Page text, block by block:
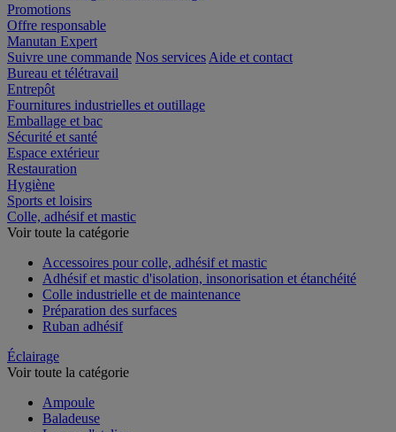
Promotions
Offre responsable
Manutan Expert
Suivre une commande Nos services Aide et contact
Bureau et télétravail
Entrepôt
Fournitures industrielles et outillage
Emballage et bac
Sécurité et santé
Espace extérieur
Restauration
Hygiène
Sports et loisirs
Colle, adhésif et mastic
Voir toute la catégorie
Accessoires pour colle, adhésif et mastic
Adhésif et mastic d'isolation, insonorisation et étanchéité
Colle industrielle et de maintenance
Préparation des surfaces
Ruban adhésif
Éclairage
Voir toute la catégorie
Ampoule
Baladeuse